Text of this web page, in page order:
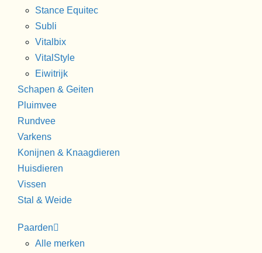
Stance Equitec
Subli
Vitalbix
VitalStyle
Eiwitrijk
Schapen & Geiten
Pluimvee
Rundvee
Varkens
Konijnen & Knaagdieren
Huisdieren
Vissen
Stal & Weide
Paarden
Alle merken